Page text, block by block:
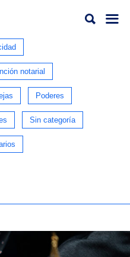
notarial
Poderes
Sin categoría